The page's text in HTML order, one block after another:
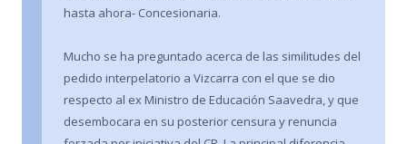
hasta ahora- Concesionaria.
Mucho se ha preguntado acerca de las similitudes del
pedido interpelatorio a Vizcarra con el que se dio
respecto al ex Ministro de Educación Saavedra, y que
desembocara en su posterior censura y renuncia